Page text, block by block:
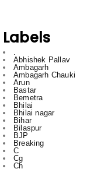
Labels
.
Abhishek Pallav
Ambagarh
Ambagarh Chauki
Arun
Bastar
Bemetra
Bhilai
Bhilai nagar
Bihar
Bilaspur
BJP
Breaking
C
Cg
Ch